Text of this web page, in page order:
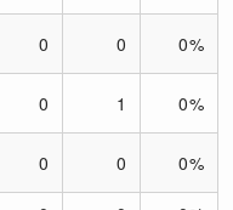
0 0 0%
0 1 0%
0 0 0%